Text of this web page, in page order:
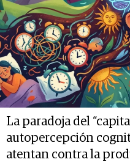
La paradoja del
autopercepción
atentan contra la